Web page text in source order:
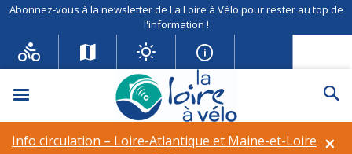
Abonnez-vous à la newsletter de La Loire à Vélo pour rester au top de
l'information !
Menu
×
Info circulation – Loire-Atlantique et Maine-et-Loire
Info circulation – Déviation à
Rilly-sur-Loire
Theme :Mühle